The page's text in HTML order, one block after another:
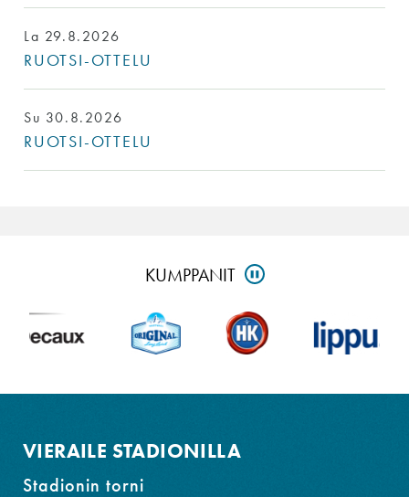
La 29.8.2026
RUOTSI-OTTELU
Su 30.8.2026
RUOTSI-OTTELU
siirry
KUMPPANIT
VIERAILE STADIONILLA
Stadionin torni